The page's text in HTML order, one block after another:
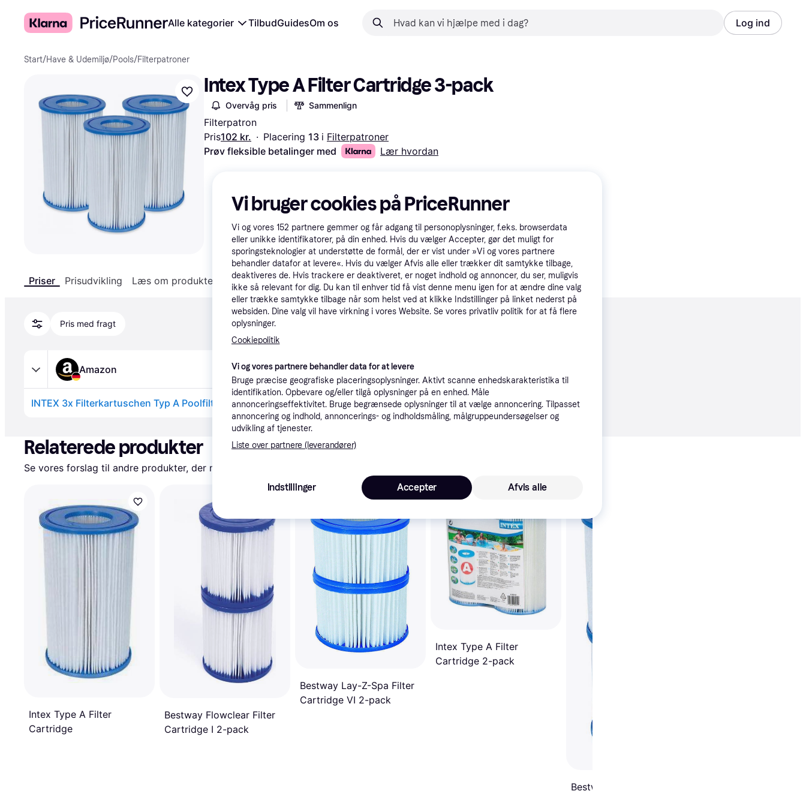
Alle kategorier TilbudGuidesOm os Log ind
Start/Have & Udemiljø/Pools/Filterpatroner
Intex Type A Filter Cartridge 3-pack
Overvåg pris Sammenlign
Filterpatron
Pris102 kr. · Placering 13 i Filterpatroner
Prøv fleksible betalinger med
Lær hvordan
Priser Prisudvikling Læs om produktet Specifikationer
Pris med fragt
Amazon
INTEX 3x Filterkartuschen Typ A Poolfilter Wasserfilter für Intex-Pumpenmodelle 28603/28604 / 28637/28638 / 28635/28636, (29003) 102 kr.
Relaterede produkter
Se vores forslag til andre produkter, der matcher dine interesser.
Intex Type A Filter
Cartridge
Bestway Flowclear Filter
Cartridge I 2-pack
Bestway Lay-Z-Spa Filter
Cartridge VI 2-pack
Intex Type A Filter
Cartridge 2-pack
Bestway Filter Cartridge
Vi bruger cookies på PriceRunner
Vi og vores 152 partnere gemmer og får adgang til personoplysninger, f.eks. browserdata
eller unikke identifikatorer, på din enhed. Hvis du vælger Accepter, gør det muligt for
sporingsteknologier at understøtte de formål, der er vist under »Vi og vores partnere
behandler datafor at levere«. Hvis du vælger Afvis alle eller trækker dit samtykke tilbage,
deaktiveres de. Hvis trackere er deaktiveret, er noget indhold og annoncer, du ser, muligvis
ikke så relevant for dig. Du kan til enhver tid få vist denne menu igen for at ændre dine valg
eller trække samtykke tilbage når som helst ved at klikke Indstillinger på linket nederst på
websiden. Dine valg vil have virkning i vores Website. Se vores privatliv politik for at få flere
oplysninger.
Cookiepolitik
Vi og vores partnere behandler data for at levere
Bruge præcise geografiske placeringsoplysninger. Aktivt scanne enhedskarakteristika til
identifikation. Opbevare og/eller tilgå oplysninger på en enhed. Måle
annonceringseffektivitet. Bruge begrænsede oplysninger til at vælge annoncering. Tilpasset
annoncering og indhold, annoncerings- og indholdsmåling, målgruppeundersøgelser og
udvikling af tjenester.
Liste over partnere (leverandører)
Indstillinger Afvis alle
Accepter